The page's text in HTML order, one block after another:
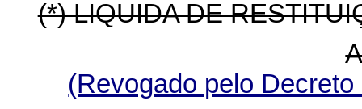
(*) LIQUIDA DE
(Revogado pelo